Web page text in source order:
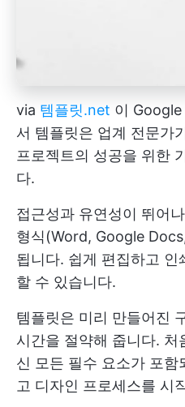
via 템플릿.net 이
서 템플릿은 업계 전문가
프로젝트의 성공을 위한
다.
접근성과 유연성이 뛰어
형식(Word, Google
됩니다. 쉽게 편집하고
할 수 있습니다.
템플릿은 미리 만들어진
시간을 절약해 줍니다. 처
신 모든 필수 요소가 포함
고 디자인 프로세스를 시